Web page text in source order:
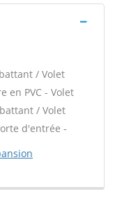
/ Volet
en PVC - Volet
/ Volet
d'entrée -